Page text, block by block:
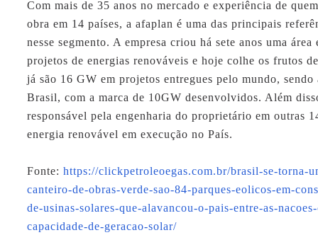
Com mais de 35 anos no mercado e experiência de
obra em 14 países, a afaplan é uma das principais
nesse segmento. A empresa criou há sete anos uma
projetos de energias renováveis e hoje colhe os frutos
já são 16 GW em projetos entregues pelo mundo, sendo
Brasil, com a marca de 10GW desenvolvidos. Além
responsável pela engenharia do proprietário em outras
energia renovável em execução no País.
Fonte: https://clickpetroleoegas.com.br/brasil-se-torna-
canteiro-de-obras-verde-sao-84-parques-eolicos-em-
de-usinas-solares-que-alavancou-o-pais-entre-as-
capacidade-de-geracao-solar/